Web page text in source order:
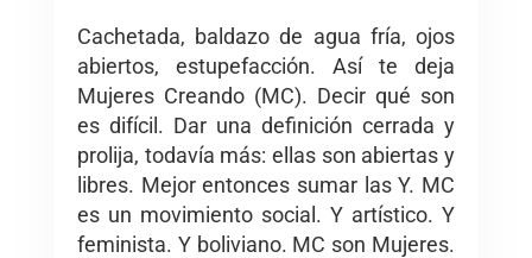
Cachetada, baldazo de agua fría, ojos
abiertos, estupefacción. Así te deja
Mujeres Creando (MC). Decir qué son
es difícil. Dar una definición cerrada y
prolija, todavía más: ellas son abiertas y
libres. Mejor entonces sumar las Y. MC
es un movimiento social. Y artístico. Y
feminista. Y boliviano. MC son Mujeres.